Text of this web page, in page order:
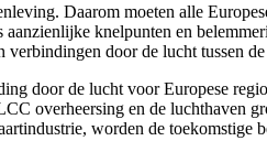
Daarom moeten alle
knelpunten en
door de lucht tussen
door de lucht voor Europese
overheersing en de luchthaven
worden de toekomstige